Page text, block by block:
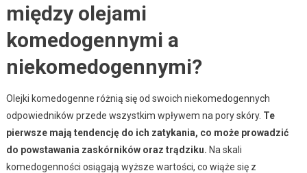
między olejami
komedogennymi a
niekomedogennymi?
Olejki komedogenne różnią się od swoich niekomedogennych
odpowiedników przede wszystkim wpływem na pory skóry. Te
pierwsze mają tendencję do ich zatykania, co może prowadzić
do powstawania zaskórników oraz trądziku. Na skali
komedogenności osiągają wyższe wartości, co wiąże się z